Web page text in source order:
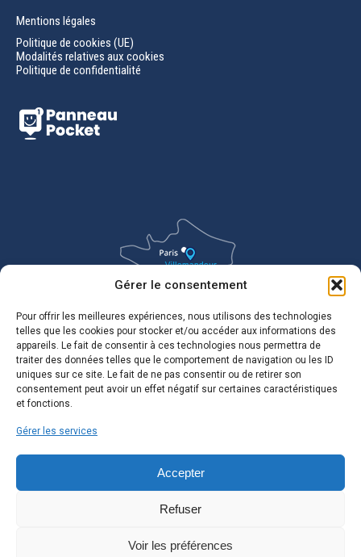
Gérer le consentement
Pour offrir les meilleures expériences, nous utilisons des technologies
telles que les cookies pour stocker et/ou accéder aux informations des
appareils. Le fait de consentir à ces technologies nous permettra de
traiter des données telles que le comportement de navigation ou les ID
uniques sur ce site. Le fait de ne pas consentir ou de retirer son
consentement peut avoir un effet négatif sur certaines caractéristiques
et fonctions.
Gérer les services
Accepter
Refuser
Voir les préférences
Mentions légales
Politique de cookies (UE)
Modalités relatives aux cookies
Politique de confidentialité